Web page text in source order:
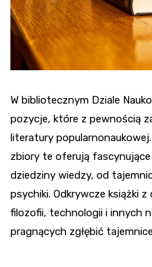
W bibliotecznym Dziale
pozycje, które z pewnością
literatury
zbiory te oferują
dziedziny wiedzy, od
psychiki. Odkrywcze książki
filozofii, technologii i innych
pragnących zgłębić